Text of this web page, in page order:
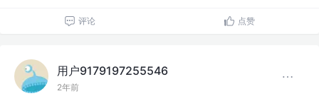
评论 点赞
用户9179197255546
2年前